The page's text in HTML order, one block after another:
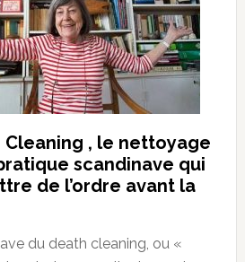
Cleaning , le nettoyage
scandinave qui
de l’ordre avant la
du death cleaning, ou «